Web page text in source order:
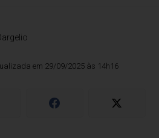
em 29/09/2025 às 14h16